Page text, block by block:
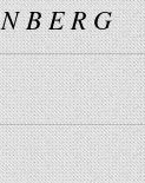
B E R G